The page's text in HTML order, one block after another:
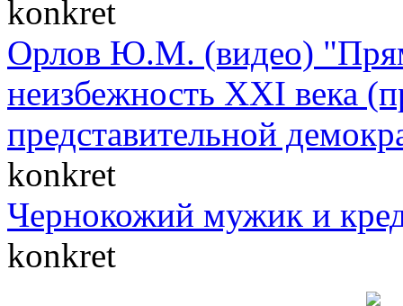
konkret
Орлов Ю.М. (видео)
неизбежность XXI века
представительной
konkret
Чернокожий мужик и
konkret